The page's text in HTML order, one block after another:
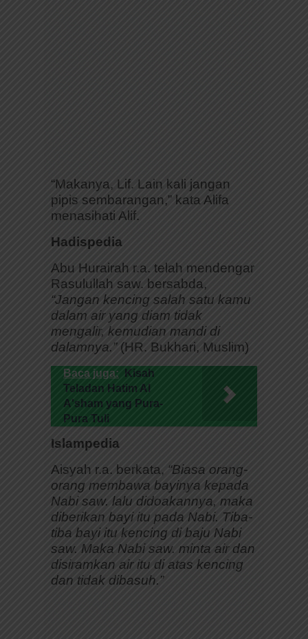
“Makanya, Lif. Lain kali jangan
pipis sembarangan,” kata Alifa
menasihati Alif.
Hadispedia
Abu Hurairah r.a. telah mendengar
Rasulullah saw. bersabda,
“Jangan kencing salah satu kamu
dalam air yang diam tidak
mengalir, kemudian mandi di
dalamnya.”(HR. Bukhari, Muslim)
Baca juga:
Kisah
Teladan Hatim Al
A'sham yang Pura-
Pura Tuli
Islampedia
Aisyah r.a. berkata, “Biasa orang-
orang membawa bayinya kepada
Nabi saw. lalu didoakannya, maka
diberikan bayi itu pada Nabi. Tiba-
tiba bayi itu kencing di baju Nabi
saw. Maka Nabi saw. minta air dan
disiramkan air itu di atas kencing
dan tidak dibasuh.”